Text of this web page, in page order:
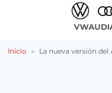
Inicio » La nueva versión del